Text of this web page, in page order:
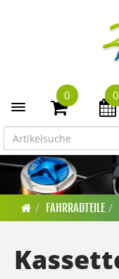
Toggle navigation
0 0
FAHRRADTEILE